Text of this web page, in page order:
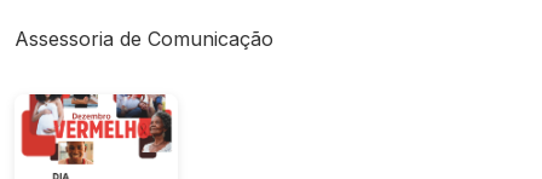
Assessoria de Comunicação